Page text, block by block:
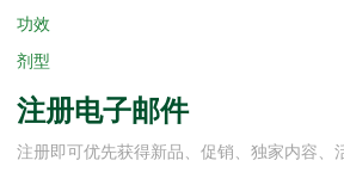
功效
剂型
注册电子邮件
注册即可优先获得新品、促销、独家内容、